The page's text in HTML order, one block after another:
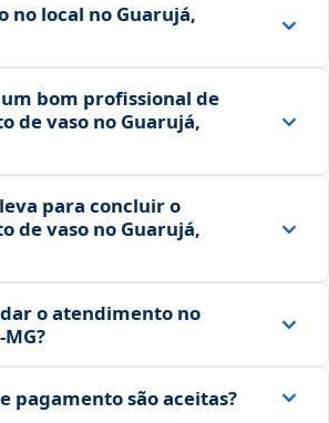
no local no Guarujá,
bom profissional de
de vaso no Guarujá,
para concluir o
de vaso no Guarujá,
o atendimento no
pagamento são aceitas?